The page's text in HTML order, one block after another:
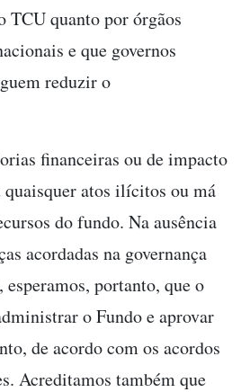
TCU quanto por órgãos
e que governos
reduzir o
financeiras ou de impacto
atos ilícitos ou má
do fundo. Na ausência
acordadas na governança
portanto, que o
o Fundo e aprovar
de acordo com os acordos
Acreditamos também que